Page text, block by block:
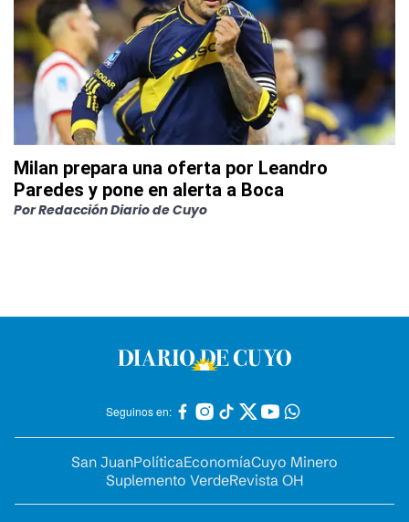
Milan prepara una oferta por Leandro
Paredes y pone en alerta a Boca
PorRedacción Diario de Cuyo
Seguinos en:
San JuanPolíticaEconomíaCuyo Minero
Suplemento VerdeRevista OH